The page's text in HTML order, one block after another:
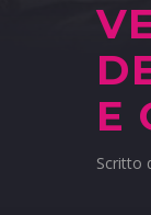
E
Scritto